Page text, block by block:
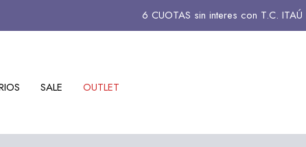
6 CUOTAS sin interes con T.C. ITAÚ
SALE OUTLET